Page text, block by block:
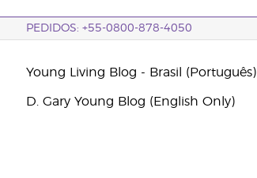
PEDIDOS: +55-0800-878-4050
Young Living Blog - Brasil (Português)
D. Gary Young Blog (English Only)